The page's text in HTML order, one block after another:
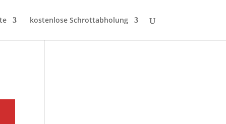
kostenlose Schrottabholung